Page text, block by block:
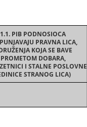
1.1. PIB PODNOSIOCA
PRAVNA LICA,
KOJA SE BAVE
PROMETOM DOBARA,
I STALNE POSLOVNE
STRANOG LICA)